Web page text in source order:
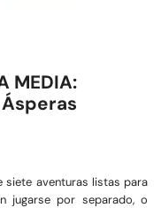
MEDIA:
siete aventuras listas para
jugarse por separado, o